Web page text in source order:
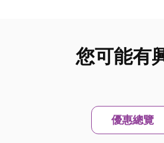
您可能有
優惠總覽